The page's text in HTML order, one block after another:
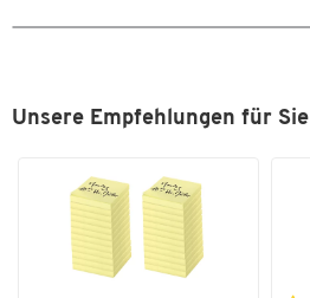
Unsere Empfehlungen für Sie